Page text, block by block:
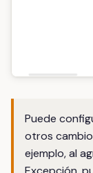
Puede
otros
ejemplo, al